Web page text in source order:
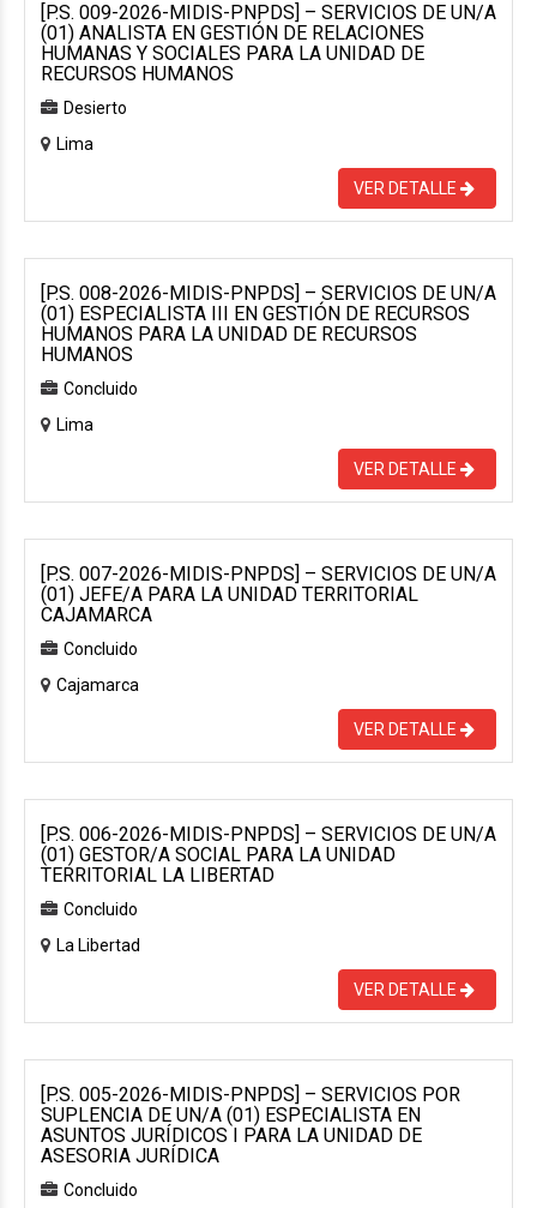
[P.S. 009-2026-MIDIS-PNPDS] – SERVICIOS DE UN/A
(01) ANALISTA EN GESTIÓN DE RELACIONES
HUMANAS Y SOCIALES PARA LA UNIDAD DE
RECURSOS HUMANOS
Desierto
Lima
VER DETALLE
[P.S. 008-2026-MIDIS-PNPDS] – SERVICIOS DE UN/A
(01) ESPECIALISTA III EN GESTIÓN DE RECURSOS
HUMANOS PARA LA UNIDAD DE RECURSOS
HUMANOS
Concluido
Lima
VER DETALLE
[P.S. 007-2026-MIDIS-PNPDS] – SERVICIOS DE UN/A
(01) JEFE/A PARA LA UNIDAD TERRITORIAL
CAJAMARCA
Concluido
Cajamarca
VER DETALLE
[P.S. 006-2026-MIDIS-PNPDS] – SERVICIOS DE UN/A
(01) GESTOR/A SOCIAL PARA LA UNIDAD
TERRITORIAL LA LIBERTAD
Concluido
La Libertad
VER DETALLE
[P.S. 005-2026-MIDIS-PNPDS] – SERVICIOS POR
SUPLENCIA DE UN/A (01) ESPECIALISTA EN
ASUNTOS JURÍDICOS I PARA LA UNIDAD DE
ASESORIA JURÍDICA
Concluido